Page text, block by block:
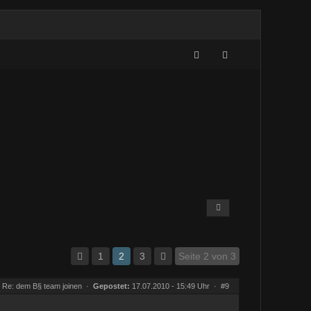
1 2 3 Seite 2 von 3
Re: dem B§ team joinen · Gepostet: 17.07.2010 - 15:49 Uhr · #9